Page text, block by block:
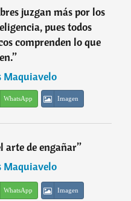
juzgan más por los
pues todos
comprenden lo que
”
Maquiavelo
WhatsApp Imagen
arte de engañar”
Maquiavelo
WhatsApp Imagen